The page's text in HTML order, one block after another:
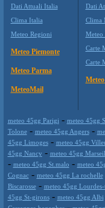
Dati Attuali Italia
Clima Italia
Meteo Regioni
Meteo Piemonte
Meteo Parma
MeteoMail
Dati
Clima
Meteo
Carte
Carte
meteo 45gg Parigi - meteo 45gg
Tolone- meteo 45gg Angers-
45gg Limoges- meteo 45gg
45gg Nancy - meteo 45gg
- meteo 45gg St.malo - meteo
Cognac- meteo 45gg La rochelle
Biscarosse- meteo 45gg Lourdes-
45gg St-girons- meteo 45gg Albi